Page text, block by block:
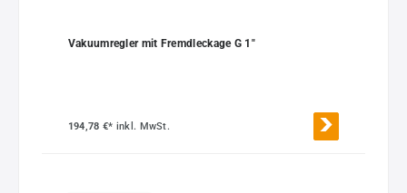
Vakuumregler mit Fremdleckage G 1"
194,78 €* inkl. MwSt.